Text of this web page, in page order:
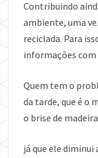
Contribuindo
ambiente, uma
reciclada. Para
informações com
Quem tem o
da tarde, que é o
o brise de
já que ele diminui